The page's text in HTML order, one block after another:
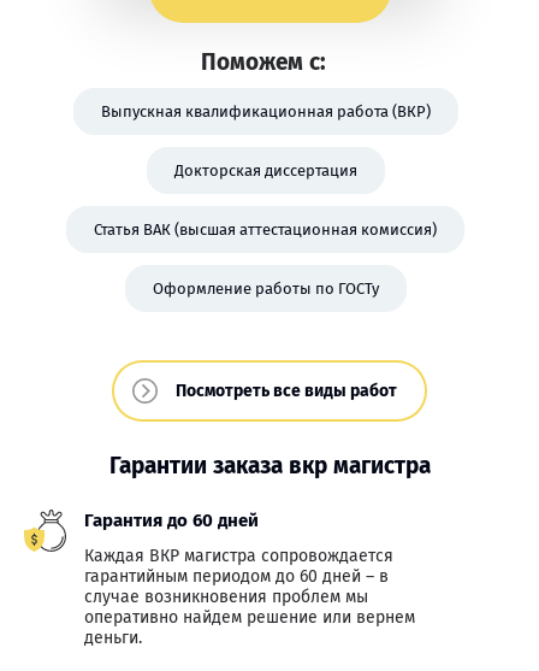
Поможем с:
Выпускная квалификационная работа (ВКР)
Докторская диссертация
Статья ВАК (высшая аттестационная комиссия)
Оформление работы по ГОСТу
Посмотреть все виды работ
Гарантии заказа вкр магистра
Гарантия до 60 дней
Каждая ВКР магистра сопровождается
гарантийным периодом до 60 дней – в
случае возникновения проблем мы
оперативно найдем решение или вернем
деньги.